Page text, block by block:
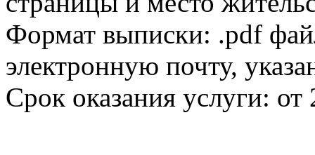
Формат выписки: .pdf
электронную почту,
Срок оказания услуги: от